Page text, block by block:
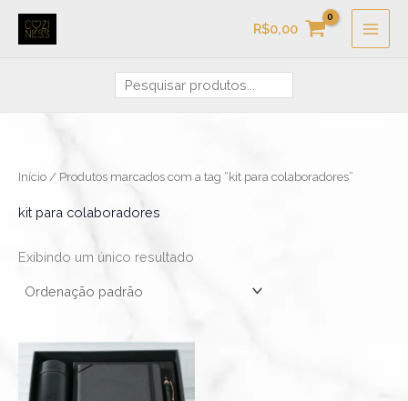
para
R$0,00
Início/ Produtos marcados com a tag “kit para colaboradores”
kit para colaboradores
Exibindo um único resultado